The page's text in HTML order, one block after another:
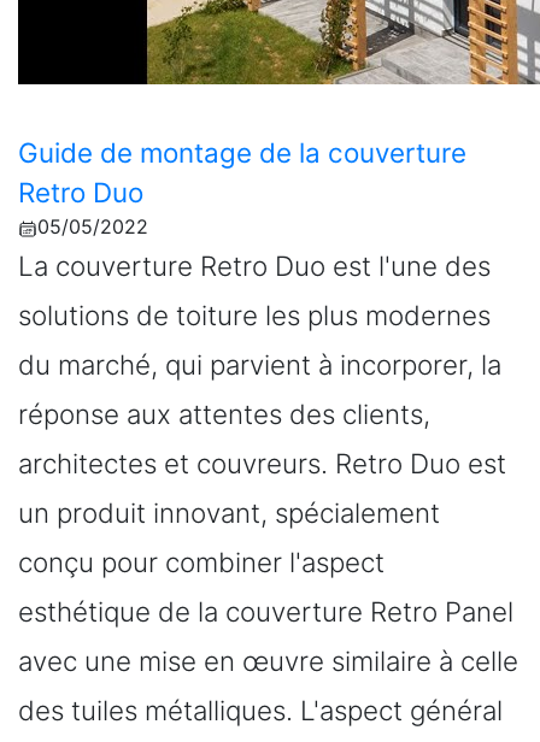
Guide de montage de la couverture
Retro Duo
05/05/2022
La couverture Retro Duo est l'une des
solutions de toiture les plus modernes
du marché, qui parvient à incorporer, la
réponse aux attentes des clients,
architectes et couvreurs. Retro Duo est
un produit innovant, spécialement
conçu pour combiner l'aspect
esthétique de la couverture Retro Panel
avec une mise en œuvre similaire à celle
des tuiles métalliques. L'aspect général